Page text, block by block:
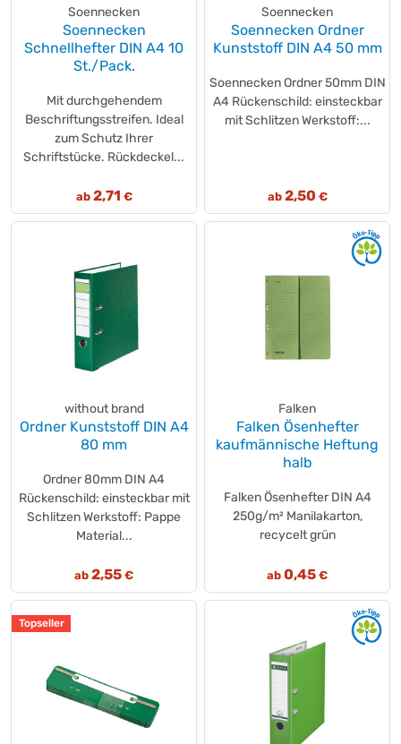
Soennecken
Soennecken
Schnellhefter DIN A4 10
St./Pack.
Mit durchgehendem
Beschriftungsstreifen. Ideal
zum Schutz Ihrer
Schriftstücke. Rückdeckel...
ab 2,71 €
Soennecken
Soennecken Ordner
Kunststoff DIN A4 50 mm
Soennecken Ordner 50mm DIN
A4 Rückenschild: einsteckbar
mit Schlitzen Werkstoff:...
ab 2,50 €
without brand
Ordner Kunststoff DIN A4
80 mm
Ordner 80mm DIN A4
Rückenschild: einsteckbar mit
Schlitzen Werkstoff: Pappe
Material...
ab 2,55 €
Falken
Falken Ösenhefter
kaufmännische Heftung
halb
Falken Ösenhefter DIN A4
250g/m² Manilakarton,
recycelt grün
ab 0,45 €
Topseller